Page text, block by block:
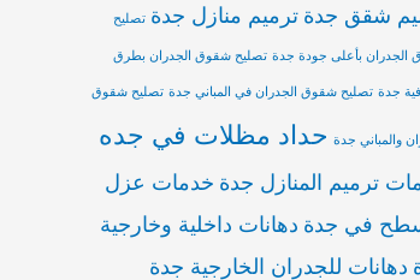
شقق جدة ترميم منازل جدة تصليح
الجدران بأعلى جودة جدة تصليح شقوق الجدران بطرق
جدة تصليح شقوق الجدران في المباني جدة تصليح شقوق
والمباني جدة حداد مظلات في جده
ترميم المنازل جدة خدمات عزل
في جدة دهانات داخلية وخارجية
دهانات للجدران الخارجية جدة